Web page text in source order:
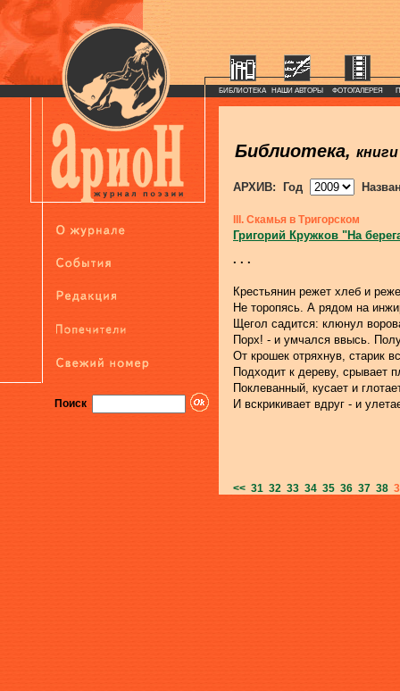
Поиск
БИБЛИОТЕКА НАШИ АВТОРЫ ФОТОГАЛЕРЕЯ
Библиотека, книги
АРХИВ: Год
III. Скамья в Тригорском
Григорий Кружков "На
. . .
Крестьянин режет хлеб и
Не торопясь. А рядом на
Щегол садится: клюнул
Порх! - и умчался ввысь.
От крошек отряхнув, старик
Подходит к дереву, срывает
Поклеванный, кусает и
И вскрикивает вдруг - и
<< 31 32 33 34 35 36 37 38